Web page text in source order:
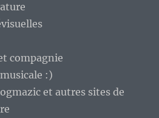
compagnie
:)
et autres sites de